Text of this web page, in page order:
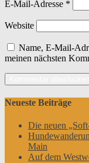
E-Mail-Adresse *
Website
Name, E-Mail-
meinen nächsten
Neueste Beiträge
Die neuen
Main
Auf dem